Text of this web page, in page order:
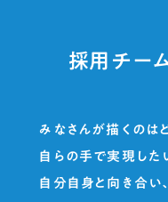
採用チー
みなさんが描くのは
自らの手で実現した
自分自身と向き合い、